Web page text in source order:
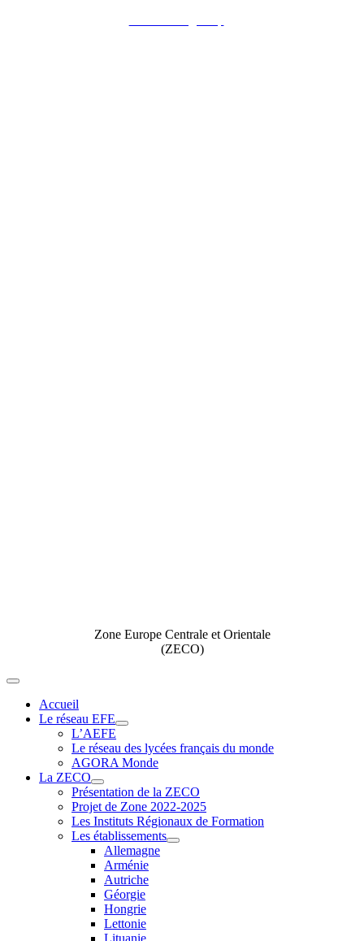
Zone Europe Centrale et Orientale
(ZECO)
Toggle
NavigationAccueil
Le réseau EFE
L’AEFE
Le réseau des lycées français du monde
AGORA Monde
La ZECO
Présentation de la ZECO
Projet de Zone 2022-2025
Les Instituts Régionaux de Formation
Les établissements
Allemagne
Arménie
Autriche
Géorgie
Hongrie
Lettonie
Lituanie